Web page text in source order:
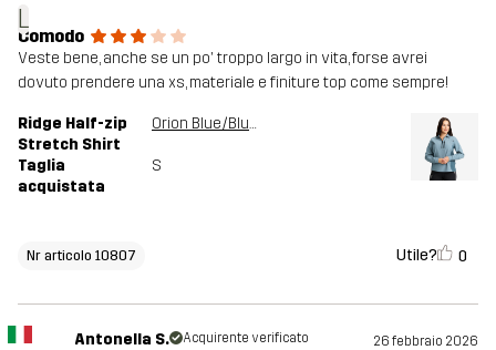
L
Comodo
Veste bene, anche se un po' troppo largo in vita, forse avrei
dovuto prendere una xs, materiale e finiture top come sempre!
Ridge Half-zip
Stretch Shirt
Orion Blue/Blue Mirage
Taglia
acquistata
S
Nr articolo 10807 Utile? 0
Antonella S. Acquirente verificato 26 febbraio 2026